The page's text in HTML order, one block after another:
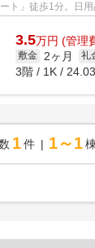
ト」徒歩1分。日
広支所前店...
3.5万円 (管理
敷金 2ヶ月 礼
3階 / 1K /
1 件 1～1